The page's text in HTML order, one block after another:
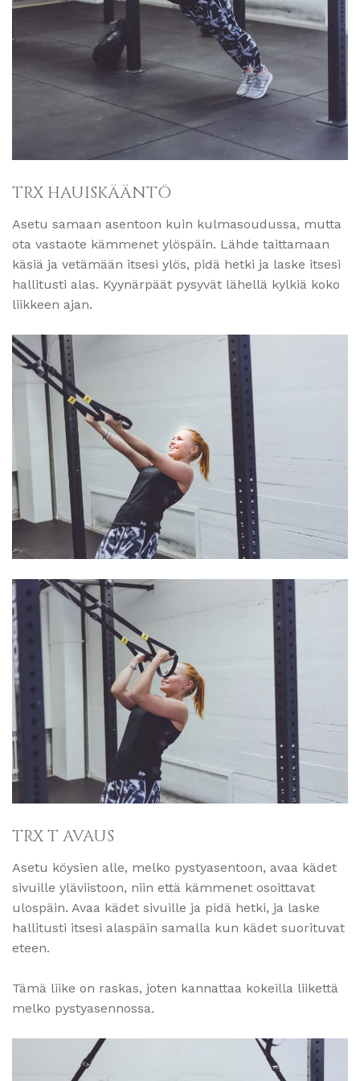
TRX HAUISKÄÄNTÖ
Asetu samaan asentoon kuin kulmasoudussa, mutta
ota vastaote kämmenet ylöspäin. Lähde taittamaan
käsiä ja vetämään itsesi ylös, pidä hetki ja laske itsesi
hallitusti alas. Kyynärpäät pysyvät lähellä kylkiä koko
liikkeen ajan.
TRX T AVAUS
Asetu köysien alle, melko pystyasentoon, avaa kädet
sivuille yläviistoon, niin että kämmenet osoittavat
ulospäin. Avaa kädet sivuille ja pidä hetki, ja laske
hallitusti itsesi alaspäin samalla kun kädet suorituvat
eteen.
Tämä liike on raskas, joten kannattaa kokeilla liikettä
melko pystyasennossa.